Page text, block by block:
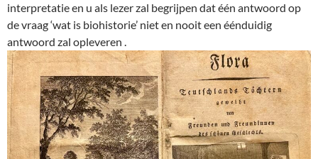
interpretatie en u als lezer zal begrijpen dat één antwoord op
de vraag ‘wat is biohistorie’ niet en nooit een éénduidig
antwoord zal opleveren .